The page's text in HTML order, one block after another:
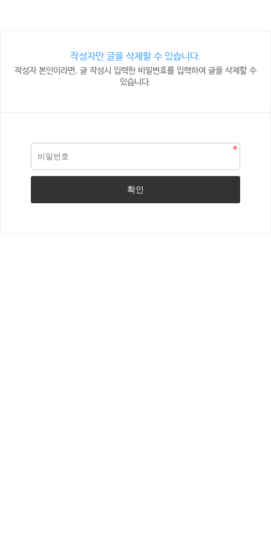
작성자만 글을 삭제할 수 있습니다.
작성자 본인이라면, 글 작성시 입력한 비밀번호를 입력하여 글을 삭제할 수
있습니다.